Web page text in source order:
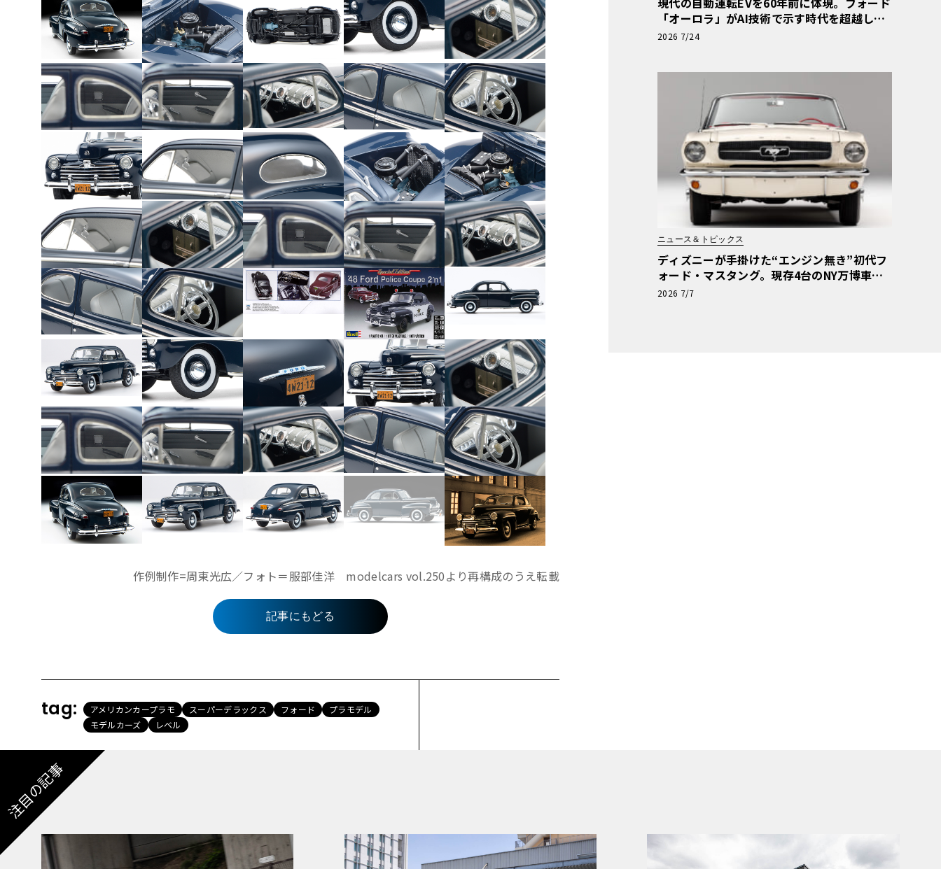
作例制作=周東光広／フォト＝服部佳洋 modelcars vol.250より再構成のうえ転載
記事にもどる
tag: アメリカンカープラモ スーパーデラックス フォード
プラモデル
モデルカーズ
レベル
「オーロラ」がAI技術で示す時代を超越した
先見性
2026 7/24
ニュース＆トピックス
ディズニーが手掛けた“エンジン無き”初代フ
ォード・マスタング。現存4台のNY万博車両
が米国の歴史的遺産へ
2026 7/7
注目の記事